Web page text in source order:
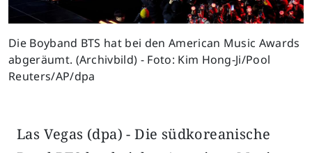
Die Boyband BTS hat bei den American Music Awards
abgeräumt. (Archivbild) - Foto: Kim Hong-Ji/Pool
Reuters/AP/dpa
Las Vegas (dpa) - Die südkoreanische